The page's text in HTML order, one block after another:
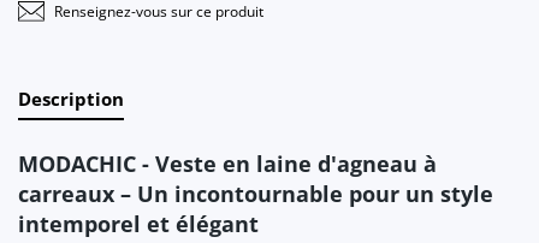
Renseignez-vous sur ce produit
Description
MODACHIC - Veste en laine d'agneau à
carreaux – Un incontournable pour un style
intemporel et élégant